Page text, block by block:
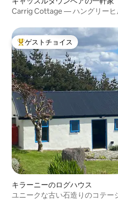
Carrig Cottage — ハングリーヒ
大好評のゲストチョイスです。
ゲストチョイス
キラーニーのログハウス
ユニークな古い石造りのコテー